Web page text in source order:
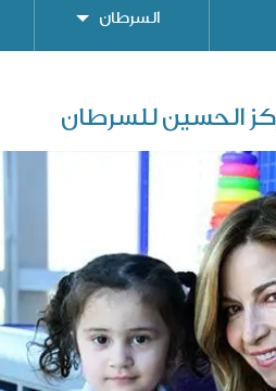
السرطان
الحسين للسرطان